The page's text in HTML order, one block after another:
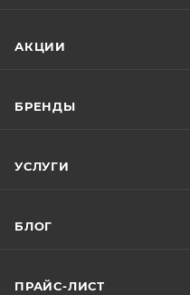
АКЦИИ
БРЕНДЫ
УСЛУГИ
БЛОГ
ПРАЙС-ЛИСТ